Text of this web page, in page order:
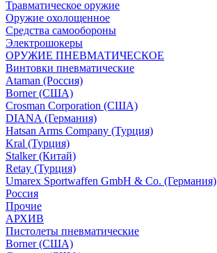
Травматическое оружие
Оружие охолощенное
Средства самообороны
Электрошокеры
ОРУЖИЕ ПНЕВМАТИЧЕСКОЕ
Винтовки пневматические
Ataman (Россия)
Borner (США)
Crosman Corporation (США)
DIANA (Германия)
Hatsan Arms Company (Турция)
Kral (Турция)
Stalker (Китай)
Retay (Турция)
Umarex Sportwaffen GmbH & Co. (Германия)
Россия
Прочие
АРХИВ
Пистолеты пневматические
Borner (США)